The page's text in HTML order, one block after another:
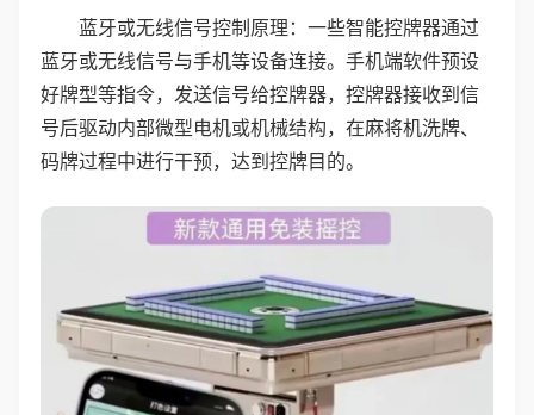
蓝牙或无线信号控制原理：一些智能控牌器通过
蓝牙或无线信号与手机等设备连接。手机端软件预设
好牌型等指令，发送信号给控牌器，控牌器接收到信
号后驱动内部微型电机或机械结构，在麻将机洗牌、
码牌过程中进行干预，达到控牌目的。